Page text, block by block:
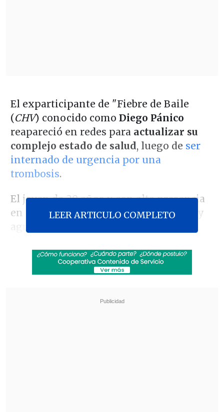
El exparticipante de "Fiebre de Baile
(CHV) conocido como Diego Pánico
reapareció en redes para actualizar su
complejo estado de salud, luego de ser
internado de urgencia por una
trombosis.
El joven de 20 años y con alta presencia
en redes socialessigue hospitalizado
y
agradeció el apoyo recibido en los
en su cuenta de Instagram desde el
recinto de salud en el que se encuentra.
LEER ARTICULO COMPLETO